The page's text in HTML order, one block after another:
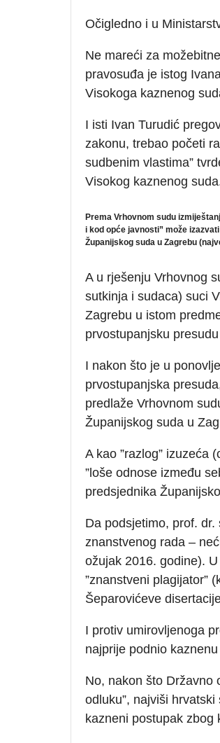
Očigledno i u
Ne mareći za
pravosuđa je istog
Visokoga kaznenog
I isti Ivan Turudić
zakonu, trebao početi
sudbenim vlastima”
Visokog kaznenog
Prema Vrhovnom sudu
i kod opće javnosti” može
Županijskog suda u Zagrebu
A u rješenju Vrhovnog
sutkinja i sudaca) suci
Zagrebu u istom
prvostupanjsku
I nakon što je u
prvostupanjska
predlaže Vrhovnom
Županijskog suda u
A kao ”razlog” izuzeća
”loše odnose između
predsjednika
Da podsjetimo, prof.
znanstvenog rada –
ožujak 2016. godine).
”znanstveni plagijator”
Šeparovićeve
I protiv umirovljenoga
najprije podnio
No, nakon što Državno
odluku”, najviši
kazneni postupak zbog